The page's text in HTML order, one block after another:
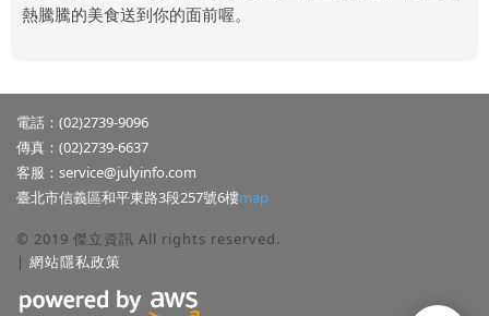
熱騰騰的美食送到你的面前喔。
電話：(02)2739-9096
傳真：(02)2739-6637
客服： service@julyinfo.com
臺北市信義區和平東路3段257號6樓map
© 2019 傑立資訊 All rights reserved.
| 網站隱私政策